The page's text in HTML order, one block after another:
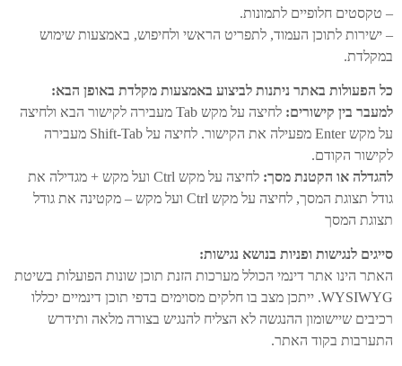
– טקסטים חלופיים לתמונות.
– ישירות לתוכן העמוד, לתפריט הראשי ולחיפוש, באמצעות שימוש
במקלדת.
כל הפעולות באתר ניתנות לביצוע באמצעות מקלדת באופן הבא:
למעבר בין קישורים:
לחיצה על מקש Tab מעבירה לקישור הבא ולחיצה
על מקש Enter מפעילה את הקישור. לחיצה על Shift-Tab מעבירה
לקישור הקודם.
להגדלה או הקטנת מסך:
לחיצה על מקש Ctrl ועל מקש + מגדילה את
גודל תצוגת המסך, לחיצה על מקש Ctrl ועל מקש – מקטינה את גודל
תצוגת המסך
סייגים לנגישות ופניות בנושא נגישות:
האתר הינו אתר דינמי הכולל מערכות הזנת תוכן שונות הפועלות בשיטת
WYSIWYG. ייתכן מצב בו חלקים מסוימים בדפי תוכן דינמיים יכללו
רכיבים שיישומון ההנגשה לא הצליח להנגיש בצורה מלאה ותידרש
התערבות בקוד האתר.